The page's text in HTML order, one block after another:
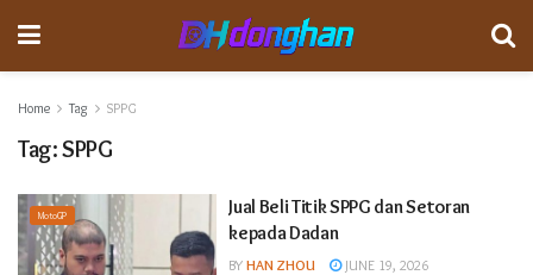
Home Tag SPPG
Tag:SPPG
MotoGP
Jual Beli Titik SPPG dan Setoran
kepada Dadan
BY HAN ZHOU JUNE 19, 2026